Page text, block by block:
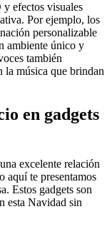
efectos visuales
Por ejemplo, los
personalizable
ambiente único y
también
la música que brindan
en gadgets
excelente relación
aquí te presentamos
Estos gadgets son
esta Navidad sin